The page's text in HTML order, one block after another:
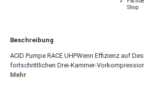
Shop
Beschreibung
ACID Pumpe RACE UHPWenn Effizienz auf
fortschrittlichen Drei-Kammer-
Mehr